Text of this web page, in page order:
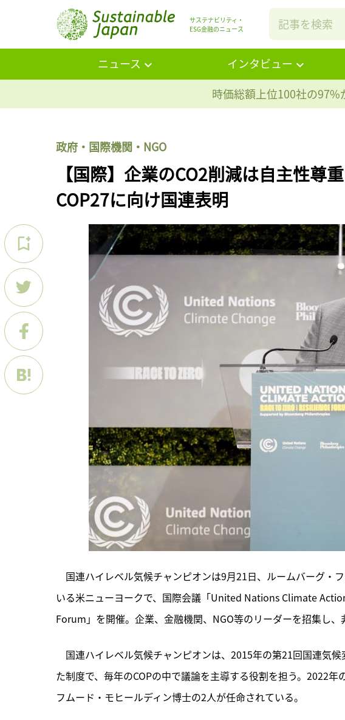
サステナビリティ・
ESG金融のニュース
ニュース インタビュー
時価総額上位100社の97%
政府・国際機関・NGO
【国際】企業のCO2削減は自主性尊
COP27に向け国連表明
国連ハイレベル気候チャンピオンは9月21日、ルームバーグ・
いる米ニューヨークで、国際会議「United Nations Climate
Forum」を開催。企業、金融機関、NGO等のリーダーを招集し、
国連ハイレベル気候チャンピオンは、 2015年の第21回国連気
た制度で、毎年のCOPの中で議論を主導する役割を担う。2022
フムード・モヒールディン博士の2人が任命されている。